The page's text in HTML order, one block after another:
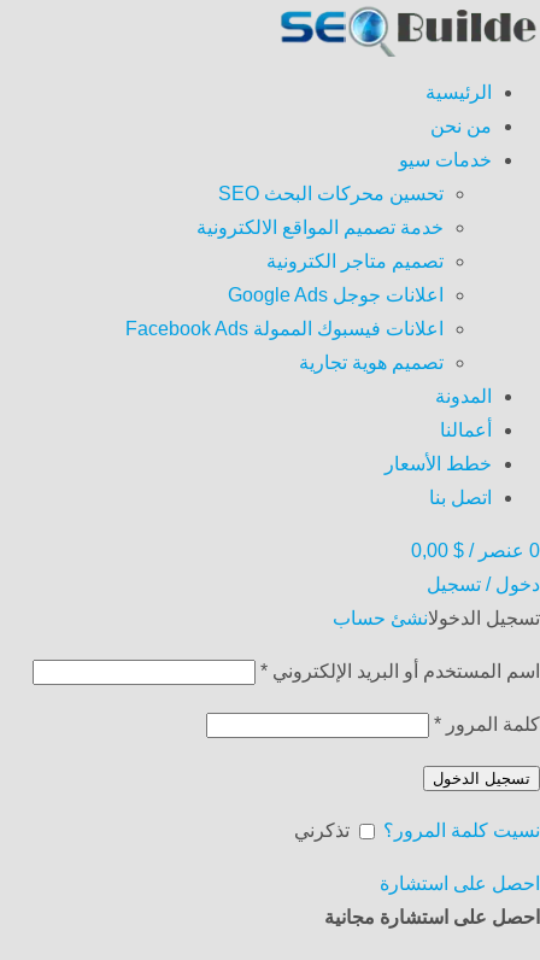
الرئيسية
من نحن
خدمات سيو
تحسين محركات البحث SEO
خدمة تصميم المواقع الالكترونية
تصميم متاجر الكترونية
اعلانات جوجل Google Ads
اعلانات فيسبوك الممولة Facebook Ads
تصميم هوية تجارية
المدونة
أعمالنا
خطط الأسعار
اتصل بنا
0 عنصر /
0,00 $
دخول / تسجيل
تسجيل الدخولانشئ حساب
اسم المستخدم أو البريد الإلكتروني *
كلمة المرور *
تسجيل الدخول
نسيت كلمة المرور؟ تذكرني
احصل على استشارة
احصل على استشارة مجانية